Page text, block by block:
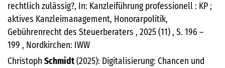
rechtlich zulässig?, In: Kanzleiführung professionell : KP ;
aktives Kanzleimanagement, Honorarpolitik,
Gebührenrecht des Steuerberaters , 2025 (11) , S. 196 –
199 , Nordkirchen: IWW
Christoph Schmidt(2025): Digitalisierung: Chancen und